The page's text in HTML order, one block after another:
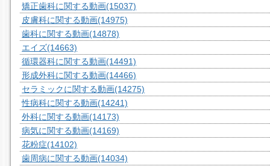
矯正歯科に関する動画(15037)
皮膚科に関する動画(14975)
歯科に関する動画(14878)
エイズ(14663)
循環器科に関する動画(14491)
形成外科に関する動画(14466)
セラミックに関する動画(14275)
性病科に関する動画(14241)
外科に関する動画(14173)
病気に関する動画(14169)
花粉症(14102)
歯周病に関する動画(14034)